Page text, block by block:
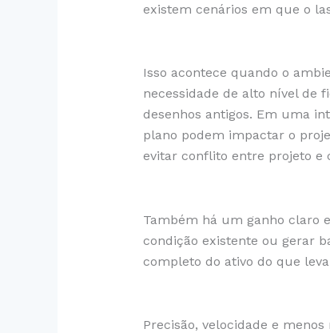
existem cenários em que o
Isso acontece quando o
necessidade de alto nível de
desenhos antigos. Em uma
plano podem impactar o
evitar conflito entre projeto e
Também há um ganho claro
condição existente ou gerar
completo do ativo do que
Precisão, velocidade e